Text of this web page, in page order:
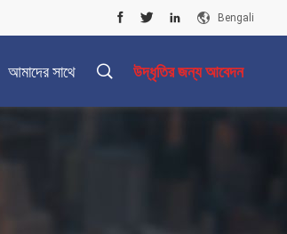
Bengali
আমাদের সাথে উদ্ধৃতির জন্য আবেদন